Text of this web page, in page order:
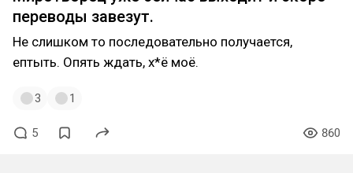
переводы завезут.
Не слишком то последовательно получается,
ептыть. Опять ждать, х*ё моё.
3 1
5 860